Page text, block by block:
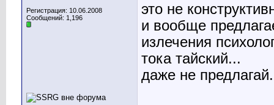
Регистрация: 10.06.2008
Сообщений: 1,196
это не
и вообще
излечения
тока тайский...
даже не